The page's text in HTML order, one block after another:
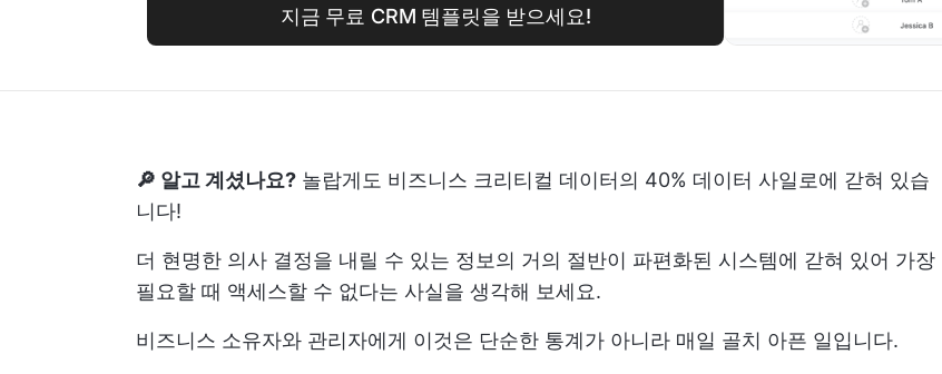
지금 무료 CRM 템플릿을 받으세요!
🔎 알고 계셨나요? 놀랍게도 비즈니스 크리티컬 데이터의 40% 데이터 사일로에 갇혀 있습
니다!
더 현명한 의사 결정을 내릴 수 있는 정보의 거의 절반이 파편화된 시스템에 갇혀 있어 가장
필요할 때 액세스할 수 없다는 사실을 생각해 보세요.
비즈니스 소유자와 관리자에게 이것은 단순한 통계가 아니라 매일 골치 아픈 일입니다.